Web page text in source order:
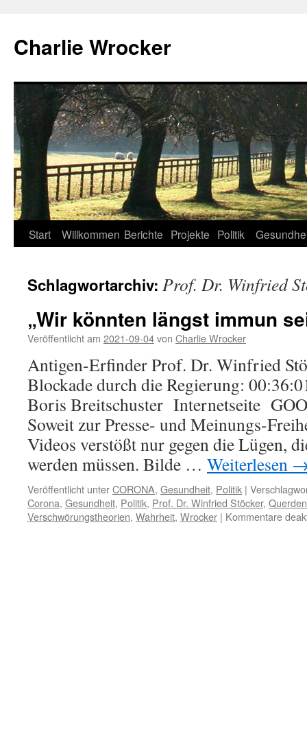
springen
Charlie Wrocker
Start Willkommen Berichte Projekte Politik
Schlagwortarchiv: Prof. Dr. Winfried
„Wir könnten längst immun
Veröffentlicht am 2021-09-04von Charlie Wrocker
Antigen-Erfinder Prof. Dr. Winfried
Blockade durch die Regierung:
Boris Breitschuster Internetseite
Soweit zur Presse- und Meinungs-
Videos verstößt nur gegen die Lügen,
werden müssen. Bilde … Weiterlesen
Veröffentlicht unterCORONA, Gesundheit, Politik |
Corona, Gesundheit, Politik, Prof. Dr. Winfried Stöcker,
Verschwörungstheorien, Wahrheit, Wrocker | Kommentare